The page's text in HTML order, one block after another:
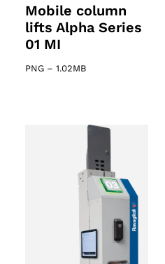
Mobile column
lifts Alpha Series
01 MI
PNG – 1.02MB